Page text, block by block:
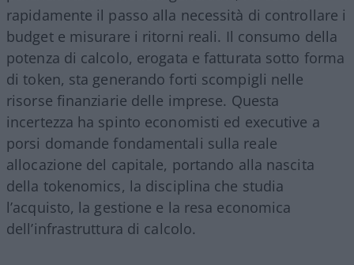
rapidamente il passo alla necessità di controllare i
budget e misurare i ritorni reali. Il consumo della
potenza di calcolo, erogata e fatturata sotto forma
di token, sta generando forti scompigli nelle
risorse finanziarie delle imprese. Questa
incertezza ha spinto economisti ed executive a
porsi domande fondamentali sulla reale
allocazione del capitale, portando alla nascita
della tokenomics, la disciplina che studia
l’acquisto, la gestione e la resa economica
dell’infrastruttura di calcolo.